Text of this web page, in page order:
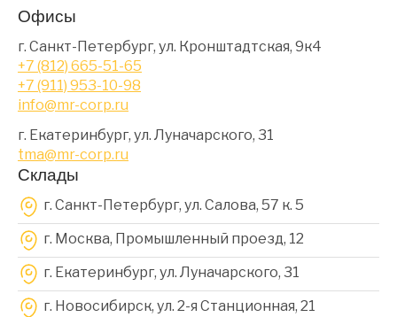
Офисы
г. Санкт-Петербург, ул. Кронштадтская, 9к4
+7 (812) 665-51-65
+7 (911) 953-10-98
info@mr-corp.ru
г. Екатеринбург, ул. Луначарского, 31
tma@mr-corp.ru
Склады
г. Санкт-Петербург, ул. Салова, 57 к. 5
г. Москва, Промышленный проезд, 12
г. Екатеринбург, ул. Луначарского, 31
г. Новосибирск, ул. 2-я Станционная, 21